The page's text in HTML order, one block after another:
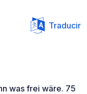
Traducir
was frei wäre. 75